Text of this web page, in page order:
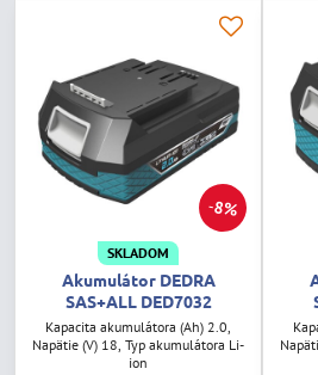
8%
SKLADOM
Akumulátor DEDRA
SAS+ALL DED7032
Kapacita akumulátora (Ah) 2.0,
Napätie (V) 18, Typ akumulátora Li-
ion